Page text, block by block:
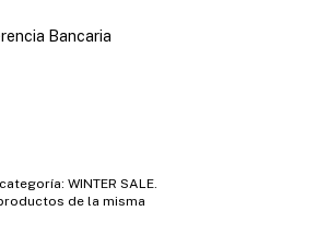
Bancaria
WINTER SALE.
de la misma